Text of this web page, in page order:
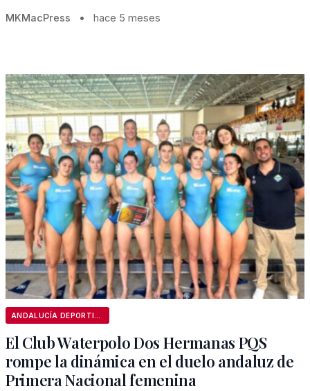
MKMacPress • hace 5 meses
El Club Waterpolo Dos Hermanas PQS
rompe la dinámica en el duelo andaluz de
Primera Nacional femenina